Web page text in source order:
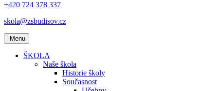
+420 724 378 337
skola@zsbudisov.cz
Menu
ŠKOLA
Naše škola
Historie školy
Současnost